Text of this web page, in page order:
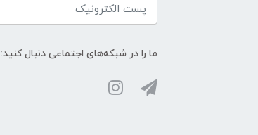
ما را در شبکه‌های اجتماعی دنبال کنید: